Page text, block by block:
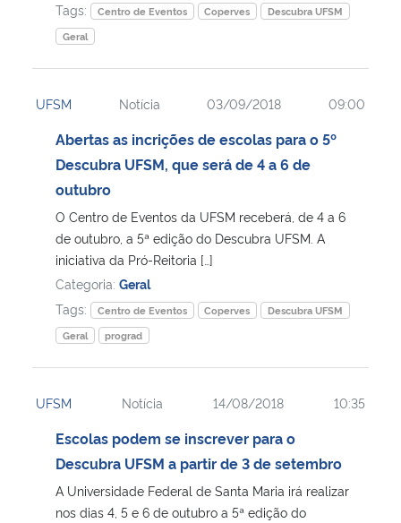
Tags:
Centro de Eventos Coperves
Descubra UFSM
Geral
UFSM Notícia 03/09/2018 09:00
Abertas as incrições de escolas para o 5º
Descubra UFSM, que será de 4 a 6 de
outubro
O Centro de Eventos da UFSM receberá, de 4 a 6
de outubro, a 5ª edição do Descubra UFSM. A
iniciativa da Pró-Reitoria […]
Categoria: Geral
Tags:
Centro de Eventos Coperves
Descubra UFSM
Geral
prograd
UFSM Notícia 14/08/2018 10:35
Escolas podem se inscrever para o
Descubra UFSM a partir de 3 de setembro
A Universidade Federal de Santa Maria irá realizar
nos dias 4, 5 e 6 de outubro a 5ª edição do